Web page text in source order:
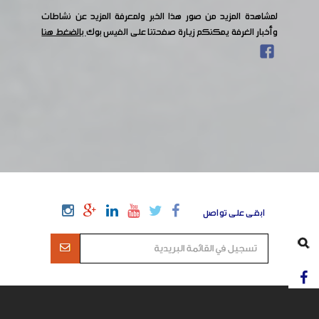
لمشاهدة المزيد من صور هذا الخبر ولمعرفة المزيد عن نشاطات
وأخبار الغرفة يمكنكم زيارة صفحتنا على الفيس بوكبالضغط هنا
ابقى على تواصل